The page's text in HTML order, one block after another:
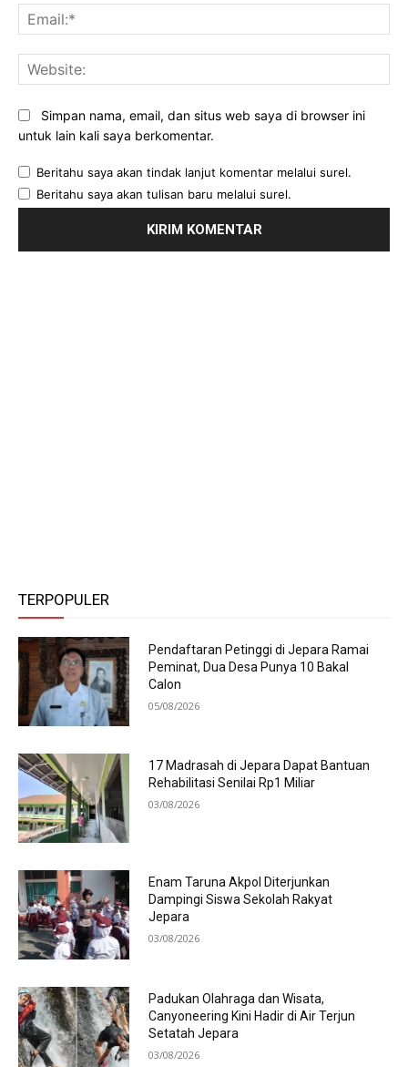
Simpan nama, email, dan situs web saya di browser ini
untuk lain kali saya berkomentar.
Beritahu saya akan tindak lanjut komentar melalui surel.
Beritahu saya akan tulisan baru melalui surel.
TERPOPULER
Pendaftaran Petinggi di Jepara Ramai
Peminat, Dua Desa Punya 10 Bakal
Calon
05/08/2026
17 Madrasah di Jepara Dapat Bantuan
Rehabilitasi Senilai Rp1 Miliar
03/08/2026
Enam Taruna Akpol Diterjunkan
Dampingi Siswa Sekolah Rakyat
Jepara
03/08/2026
Padukan Olahraga dan Wisata,
Canyoneering Kini Hadir di Air Terjun
Setatah Jepara
03/08/2026